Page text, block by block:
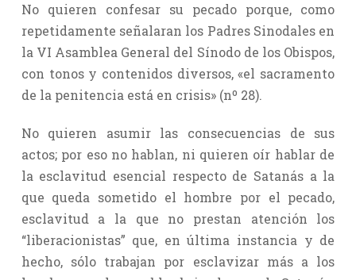
No quieren confesar su pecado porque, como
repetidamente señalaran los Padres Sinodales en
la VI Asamblea General del Sínodo de los Obispos,
con tonos y contenidos diversos, «el sacramento
de la penitencia está en crisis» (nº 28).
No quieren asumir las consecuencias de sus
actos; por eso no hablan, ni quieren oír hablar de
la esclavitud esencial respecto de Satanás a la
que queda sometido el hombre por el pecado,
esclavitud a la que no prestan atención los
“liberacionistas” que, en última instancia y de
hecho, sólo trabajan por esclavizar más a los